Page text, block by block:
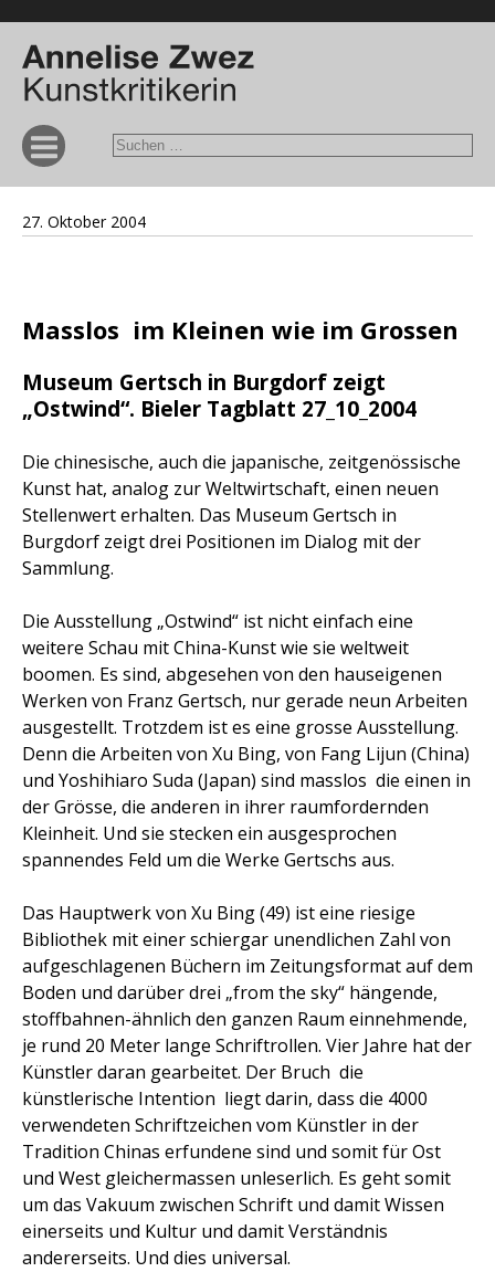
27. Oktober 2004
Masslos  im Kleinen wie im Grossen
Museum Gertsch in Burgdorf zeigt
„Ostwind“. Bieler Tagblatt 27_10_2004
Die chinesische, auch die japanische, zeitgenössische
Kunst hat, analog zur Weltwirtschaft, einen neuen
Stellenwert erhalten. Das Museum Gertsch in
Burgdorf zeigt drei Positionen im Dialog mit der
Sammlung.
Die Ausstellung „Ostwind“ ist nicht einfach eine
weitere Schau mit China-Kunst wie sie weltweit
boomen. Es sind, abgesehen von den hauseigenen
Werken von Franz Gertsch, nur gerade neun Arbeiten
ausgestellt. Trotzdem ist es eine grosse Ausstellung.
Denn die Arbeiten von Xu Bing, von Fang Lijun (China)
und Yoshihiaro Suda (Japan) sind masslos  die einen in
der Grösse, die anderen in ihrer raumfordernden
Kleinheit. Und sie stecken ein ausgesprochen
spannendes Feld um die Werke Gertschs aus.
Das Hauptwerk von Xu Bing (49) ist eine riesige
Bibliothek mit einer schiergar unendlichen Zahl von
aufgeschlagenen Büchern im Zeitungsformat auf dem
Boden und darüber drei „from the sky“ hängende,
stoffbahnen-ähnlich den ganzen Raum einnehmende,
je rund 20 Meter lange Schriftrollen. Vier Jahre hat der
Künstler daran gearbeitet. Der Bruch  die
künstlerische Intention  liegt darin, dass die 4000
verwendeten Schriftzeichen vom Künstler in der
Tradition Chinas erfundene sind und somit für Ost
und West gleichermassen unleserlich. Es geht somit
um das Vakuum zwischen Schrift und damit Wissen
einerseits und Kultur und damit Verständnis
andererseits. Und dies universal.